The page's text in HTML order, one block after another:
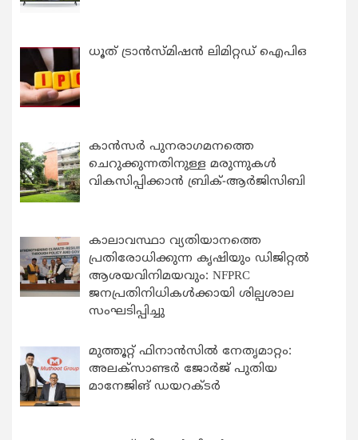
ധൂത് ട്രാൻസ്മിഷൻ ലിമിറ്റഡ് ഐപിഒ
കാന്‍സര്‍ പുനരാഗമനത്തെ
ചെറുക്കുന്നതിനുള്ള മരുന്നുകള്‍
വികസിപ്പിക്കാന്‍ ബ്രിക്-ആര്‍ജിസിബി
കാലാവസ്ഥാ വ്യതിയാനത്തെ
പ്രതിരോധിക്കുന്ന കൃഷിയും ഡിജിറ്റൽ
ആശയവിനിമയവും: NFPRC
ജനപ്രതിനിധികൾക്കായി ശില്പശാല
സംഘടിപ്പിച്ചു
മുത്തൂറ്റ് ഫിനാൻസിൽ നേതൃമാറ്റം:
അലക്സാണ്ടർ ജോർജ് പുതിയ
മാനേജിങ് ഡയറക്ടർ